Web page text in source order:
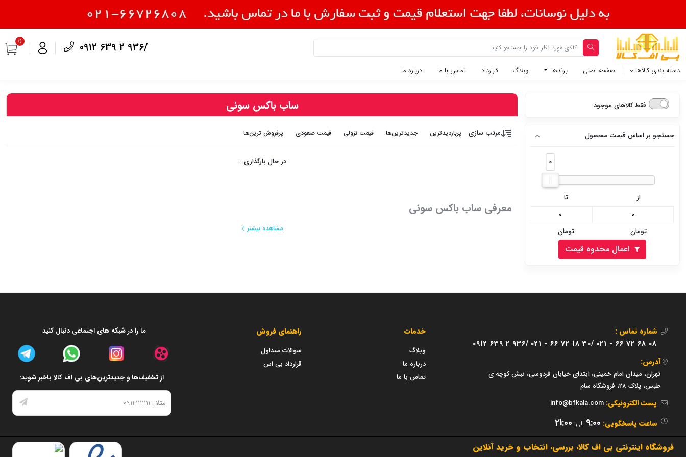
0912 639 2 936/
0
دسته بندی کالاها صفحه اصلی برندها وبلاگ قرارداد تماس با ما درباره ما
فقط کالاهای موجود
جستجو بر اساس قیمت محصول
0
0
از
تومان
تا
تومان
اعمال محدوه قیمت
ساب باکس سونی
مرتب سازی پربازديدترين جديدترين‌ها قيمت نزولی قيمت صعودی پرفروش ترین‌ها
در حال بارگذاری...
معرفی ساب باکس سونی
مشاهده بیشتر
شماره تماس :
021 - 66 72 68 08
021 - 66 72 18 30/
0912 639 2 936/
آدرس:
تهران، میدان امام خمینی، ابتدای خیابان فردوسی، نبش کوچه ی
طبس، پلاک 28، فروشگاه سام
پست الکترونیکی: info@bfkala.com
ساعت پاسخگویی: 9:00 الی: 21:00
خدمات
وبلاگ
درباره ما
تماس با ما
راهنمای فروش
سوالات متداول
قرارداد بی اس
ما را در شبکه های اجتماعی دنبال کنید
از تخفیف‌ها و جدیدترین‌های بی اف کالا باخبر شوید:
فروشگاه اینترنتی بی اف کالا، بررسی، انتخاب و خرید آنلاین